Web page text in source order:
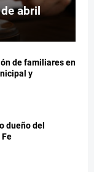
abril
de familiares en
y
dueño del